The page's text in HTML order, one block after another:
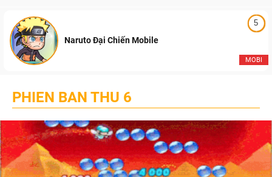
5
MOBI
Naruto Đại Chiến Mobile
PHIEN BAN THU 6